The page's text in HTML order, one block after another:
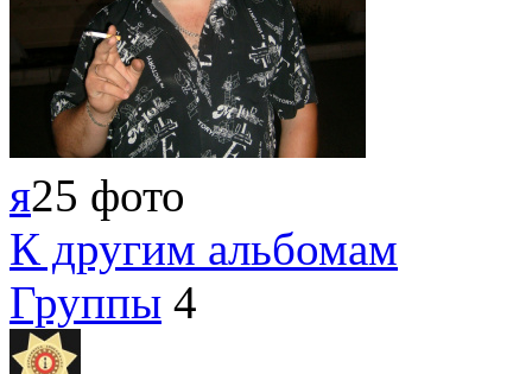
я25 фото
К другим альбомам
Группы 4